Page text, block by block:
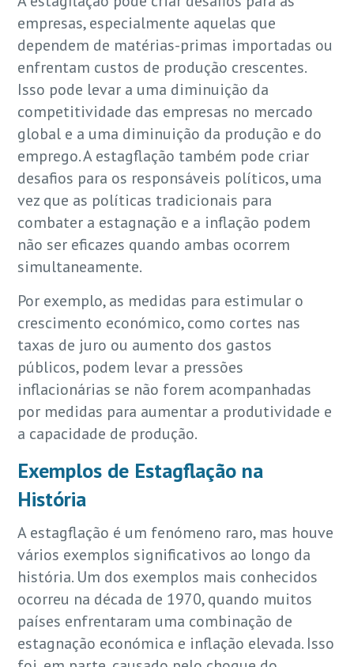
empresas, especialmente aquelas que
dependem de matérias-primas importadas ou
enfrentam custos de produção crescentes.
Isso pode levar a uma diminuição da
competitividade das empresas no mercado
global e a uma diminuição da produção e do
emprego. A estagflação também pode criar
desafios para os responsáveis políticos, uma
vez que as políticas tradicionais para
combater a estagnação e a inflação podem
não ser eficazes quando ambas ocorrem
simultaneamente.
Por exemplo, as medidas para estimular o
crescimento económico, como cortes nas
taxas de juro ou aumento dos gastos
públicos, podem levar a pressões
inflacionárias se não forem acompanhadas
por medidas para aumentar a produtividade e
a capacidade de produção.
Exemplos de Estagflação na
História
A estagflação é um fenómeno raro, mas houve
vários exemplos significativos ao longo da
história. Um dos exemplos mais conhecidos
ocorreu na década de 1970, quando muitos
países enfrentaram uma combinação de
estagnação económica e inflação elevada. Isso